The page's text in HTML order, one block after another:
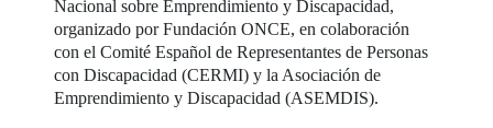
Nacional sobre Emprendimiento y Discapacidad,
organizado por Fundación ONCE, en colaboración
con el Comité Español de Representantes de Personas
con Discapacidad (CERMI) y la Asociación de
Emprendimiento y Discapacidad (ASEMDIS).